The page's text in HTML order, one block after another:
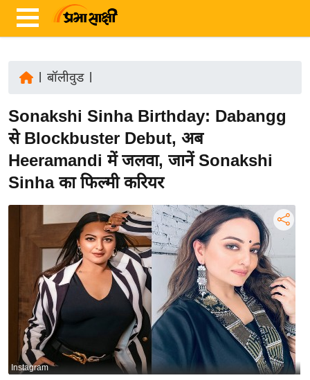
ज़ा
ख
ब
र
ष्ट्री
य
बि
ज़
बॉलीवुड|
Sonakshi Sinha Birthday: Dabangg
से Blockbuster Debut, अब
Heeramandi में जलवा, जानें Sonakshi
Sinha का फिल्मी करियर
Instagram